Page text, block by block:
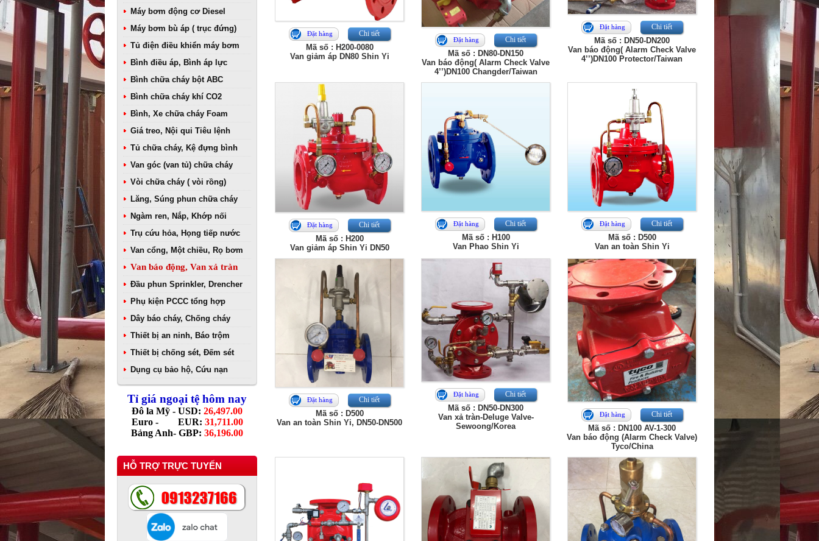
Máy bơm động cơ Diesel
Máy bơm bù áp ( trục đứng)
Tủ điện điều khiển máy bơm
Bình điều áp, Bình áp lực
Bình chữa cháy bột ABC
Bình chữa cháy khí CO2
Bình, Xe chữa cháy Foam
Giá treo, Nội qui Tiêu lệnh
Tủ chữa cháy, Kệ đựng bình
Van góc (van tủ) chữa cháy
Vòi chữa cháy ( vòi rồng)
Lăng, Súng phun chữa cháy
Ngàm ren, Nắp, Khớp nối
Trụ cứu hỏa, Họng tiếp nước
Van cổng, Một chiều, Rọ bơm
Van báo động, Van xả tràn
Đầu phun Sprinkler, Drencher
Phụ kiện PCCC tổng hợp
Dây báo cháy, Chống cháy
Thiết bị an ninh, Báo trộm
Thiết bị chống sét, Đếm sét
Dụng cụ bảo hộ, Cứu nạn
Tỉ giá ngoại tệ hôm nay
Đô la Mỹ - USD: 26,497.00
Euro - EUR: 31,711.00
Bảng Anh- GBP: 36,196.00
HỖ TRỢ TRỰC TUYẾN
Đặt hàng Chi tiết
Mã số : H200-0080
Van giảm áp DN80 Shin Yi
Đặt hàng Chi tiết
Mã số : DN80-DN150
Van báo động( Alarm Check Valve
4’’)DN100 Changder/Taiwan
Đặt hàng Chi tiết
Mã số : DN50-DN200
Van báo động( Alarm Check Valve
4’’)DN100 Protector/Taiwan
Đặt hàng Chi tiết
Mã số : H200
Van giảm áp Shin Yi DN50
Đặt hàng Chi tiết
Mã số : H100
Van Phao Shin Yi
Đặt hàng Chi tiết
Mã số : D500
Van an toàn Shin Yi
Đặt hàng Chi tiết
Mã số : D500
Van an toàn Shin Yi, DN50-DN500
Đặt hàng Chi tiết
Mã số : DN50-DN300
Van xả tràn-Deluge Valve-
Sewoong/Korea
Đặt hàng Chi tiết
Mã số : DN100 AV-1-300
Van báo động (Alarm Check Valve)
Tyco/China